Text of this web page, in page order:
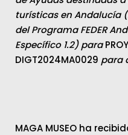
turísticas en Andalucía
del Programa FEDER
Específico 1.2) para
DIGT2024MA0029 para
MAGA MUSEO ha